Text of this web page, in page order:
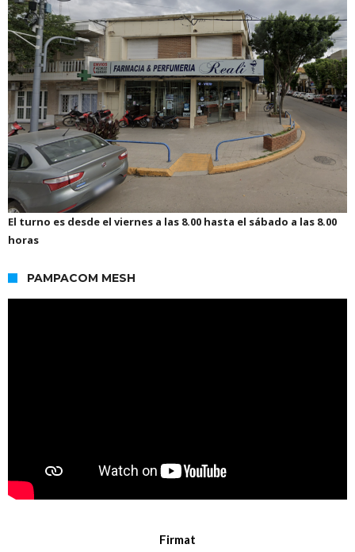
El turno es desde el viernes a las 8.00 hasta el sábado a las 8.00
horas
PAMPACOM MESH
Firmat